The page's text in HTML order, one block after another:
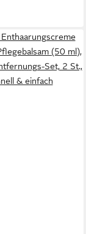
(50 ml),
Set, 2 St.,
& einfach